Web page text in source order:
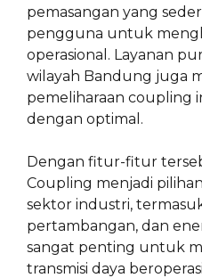
pemasangan yang
pengguna untuk
operasional. Layanan
wilayah Bandung juga
pemeliharaan coupling
dengan optimal.
Dengan fitur-fitur
Coupling menjadi
sektor industri,
pertambangan, dan
sangat penting untuk
transmisi daya